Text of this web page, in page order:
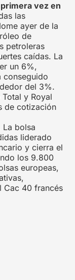
vez en
las
ayer de la
de
petroleras
caídas. La
un 6%,
conseguido
del 3%.
y Royal
de cotización
La bolsa
liderado
y cierra el
los 9.800
europeas,
Cac 40 francés